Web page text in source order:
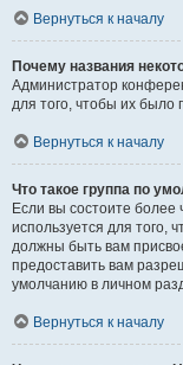
Вернуться к началу
Почему названия
Администратор
для того, чтобы их было
Вернуться к началу
Что такое группа по
Если вы состоите
используется для того,
должны быть вам
предоставить вам
умолчанию в личном
Вернуться к началу